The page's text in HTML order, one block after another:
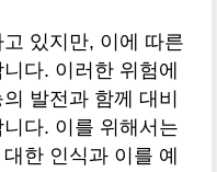
있지만, 이에 따른
다. 이러한 위험에
발전과 함께 대비
다. 이를 위해서는
한 인식과 이를 예